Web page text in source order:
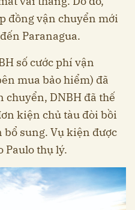
đồng vận chuyển mới
Paranagua.
số cước phí vận
mua bảo hiểm) đã
chuyển, DNBH đã thế
kiện chủ tàu đòi bồi
bổ sung. Vụ kiện được
Paulo thụ lý.